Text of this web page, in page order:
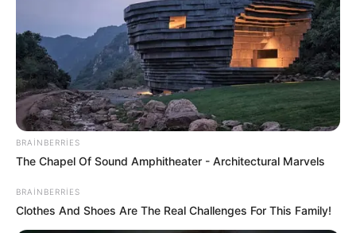
1 0
13:12 / 26 İyun 2026 ŞOU-BİZNES
BRAINBERRIES
The Chapel Of Sound Amphitheater - Architectural Marvels
BRAINBERRIES
Clothes And Shoes Are The Real Challenges For This Family!